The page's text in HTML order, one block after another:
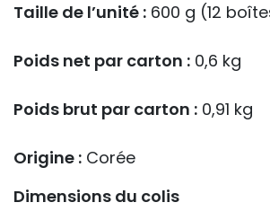
Taille de l’unité : 600 g (12
Poids net par carton : 0,6 kg
Poids brut par carton : 0,91 kg
Origine : Corée
Dimensions du colis